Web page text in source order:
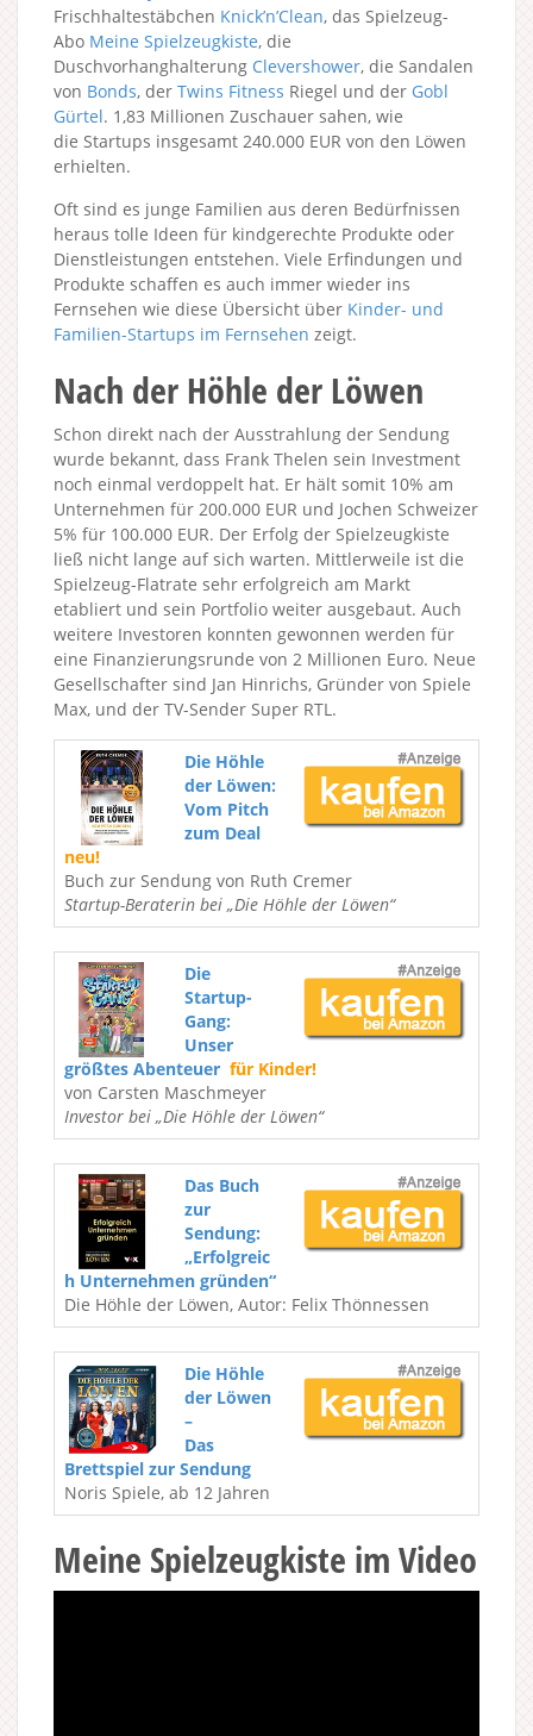
Frischhaltestäbchen Knick’n’Clean, das Spielzeug-
Abo Meine Spielzeugkiste, die
Duschvorhanghalterung Clevershower, die Sandalen
von Bonds, der Twins Fitness Riegel und der Gobl
Gürtel. 1,83 Millionen Zuschauer sahen, wie
die Startups insgesamt 240.000 EUR von den Löwen
erhielten.
Oft sind es junge Familien aus deren Bedürfnissen
heraus tolle Ideen für kindgerechte Produkte oder
Dienstleistungen entstehen. Viele Erfindungen und
Produkte schaffen es auch immer wieder ins
Fernsehen wie diese Übersicht über Kinder- und
Familien-Startups im Fernsehen zeigt.
Nach der Höhle der Löwen
Schon direkt nach der Ausstrahlung der Sendung
wurde bekannt, dass Frank Thelen sein Investment
noch einmal verdoppelt hat. Er hält somit 10% am
Unternehmen für 200.000 EUR und Jochen Schweizer
5% für 100.000 EUR. Der Erfolg der Spielzeugkiste
ließ nicht lange auf sich warten. Mittlerweile ist die
Spielzeug-Flatrate sehr erfolgreich am Markt
etabliert und sein Portfolio weiter ausgebaut. Auch
weitere Investoren konnten gewonnen werden für
eine Finanzierungsrunde von 2 Millionen Euro. Neue
Gesellschafter sind Jan Hinrichs, Gründer von Spiele
Max, und der TV-Sender Super RTL.
Die Höhle
der Löwen:
Vom Pitch
zum Deal
neu!
Buch zur Sendung von Ruth Cremer
Startup-Beraterin bei „Die Höhle der Löwen“
Die
Startup-
Gang:
Unser
größtes Abenteuer für Kinder!
von Carsten Maschmeyer
Investor bei „Die Höhle der Löwen“
Das Buch
zur
Sendung:
„Erfolgreic
h Unternehmen gründen“
Die Höhle der Löwen, Autor: Felix Thönnessen
Die Höhle
der Löwen
–
Das
Brettspiel zur Sendung
Noris Spiele, ab 12 Jahren
Meine Spielzeugkiste im Video